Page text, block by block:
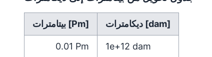
بيتامترات [Pm] ديكامترات [dam]
0.01 Pm 1e+12 dam